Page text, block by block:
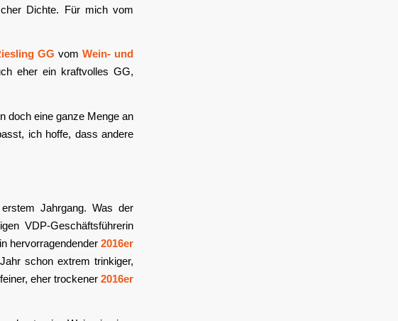
Dichte. Für mich vom
GG vom Wein- und
eher ein kraftvolles GG,
doch eine ganze Menge an
ich hoffe, dass andere
Jahrgang. Was der
VDP-Geschäftsführerin
hervorragendender 2016er
schon extrem trinkiger,
eher trockener 2016er